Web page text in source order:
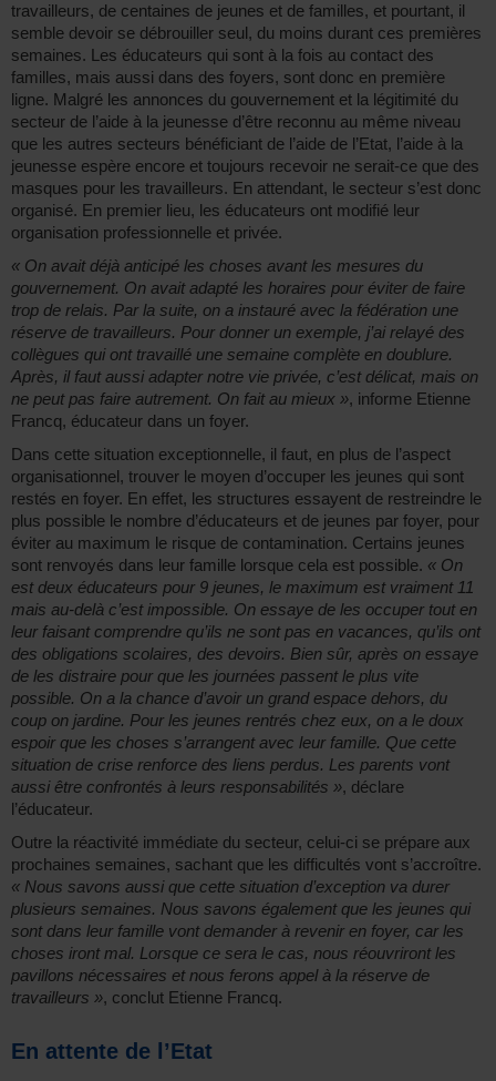
travailleurs, de centaines de jeunes et de familles, et pourtant, il
semble devoir se débrouiller seul, du moins durant ces premières
semaines. Les éducateurs qui sont à la fois au contact des
familles, mais aussi dans des foyers, sont donc en première
ligne. Malgré les annonces du gouvernement et la légitimité du
secteur de l’aide à la jeunesse d’être reconnu au même niveau
que les autres secteurs bénéficiant de l’aide de l’Etat, l’aide à la
jeunesse espère encore et toujours recevoir ne serait-ce que des
masques pour les travailleurs. En attendant, le secteur s’est donc
organisé. En premier lieu, les éducateurs ont modifié leur
organisation professionnelle et privée.
« On avait déjà anticipé les choses avant les mesures du
gouvernement. On avait adapté les horaires pour éviter de faire
trop de relais. Par la suite, on a instauré avec la fédération une
réserve de travailleurs. Pour donner un exemple, j’ai relayé des
collègues qui ont travaillé une semaine complète en doublure.
Après, il faut aussi adapter notre vie privée, c’est délicat, mais on
ne peut pas faire autrement. On fait au mieux », informe Etienne
Francq, éducateur dans un foyer.
Dans cette situation exceptionnelle, il faut, en plus de l’aspect
organisationnel, trouver le moyen d’occuper les jeunes qui sont
restés en foyer. En effet, les structures essayent de restreindre le
plus possible le nombre d’éducateurs et de jeunes par foyer, pour
éviter au maximum le risque de contamination. Certains jeunes
sont renvoyés dans leur famille lorsque cela est possible. « On
est deux éducateurs pour 9 jeunes, le maximum est vraiment 11
mais au-delà c’est impossible. On essaye de les occuper tout en
leur faisant comprendre qu’ils ne sont pas en vacances, qu’ils ont
des obligations scolaires, des devoirs. Bien sûr, après on essaye
de les distraire pour que les journées passent le plus vite
possible. On a la chance d’avoir un grand espace dehors, du
coup on jardine. Pour les jeunes rentrés chez eux, on a le doux
espoir que les choses s’arrangent avec leur famille. Que cette
situation de crise renforce des liens perdus. Les parents vont
aussi être confrontés à leurs responsabilités », déclare
l’éducateur.
Outre la réactivité immédiate du secteur, celui-ci se prépare aux
prochaines semaines, sachant que les difficultés vont s’accroître.
« Nous savons aussi que cette situation d’exception va durer
plusieurs semaines. Nous savons également que les jeunes qui
sont dans leur famille vont demander à revenir en foyer, car les
choses iront mal. Lorsque ce sera le cas, nous réouvriront les
pavillons nécessaires et nous ferons appel à la réserve de
travailleurs », conclut Etienne Francq.
En attente de l’Etat